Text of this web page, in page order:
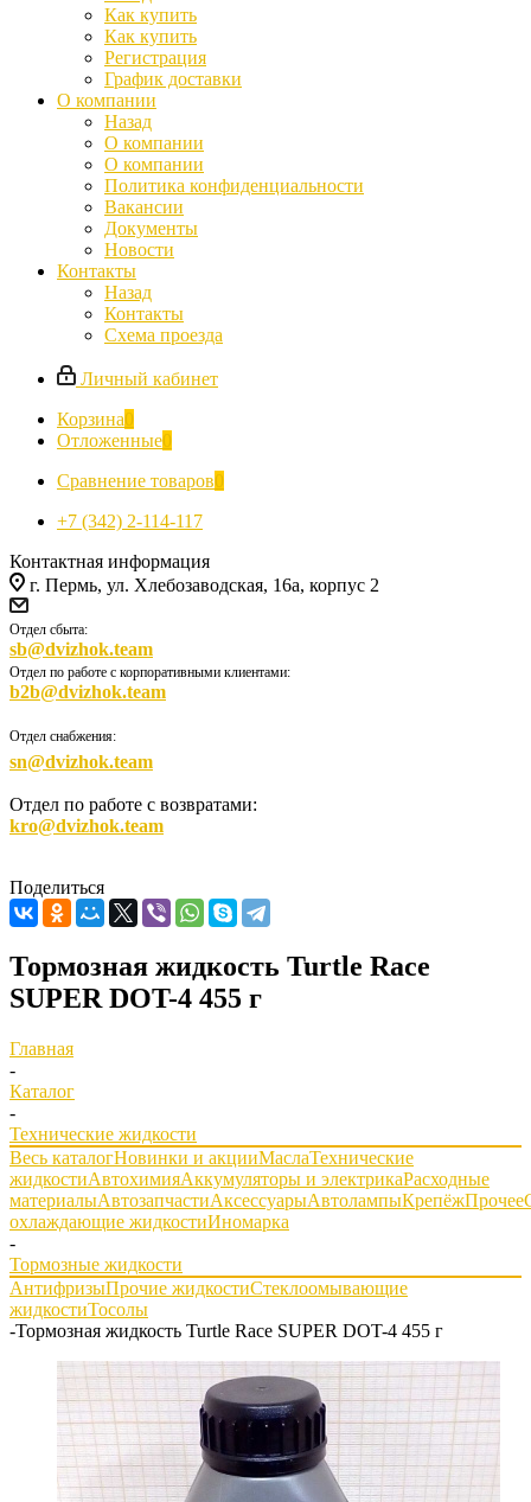
Как купить
Как купить
Регистрация
График доставки
О компании
Назад
О компании
О компании
Политика конфиденциальности
Вакансии
Документы
Новости
Контакты
Назад
Контакты
Схема проезда
Личный кабинет
Корзина0
Отложенные0
Сравнение товаров0
+7 (342) 2-114-117
Контактная информация
г. Пермь, ул. Хлебозаводская, 16а, корпус 2
Отдел сбыта:
sb@dvizhok.team
Отдел по работе с корпоративными клиентами:
b2b@dvizhok.team
Отдел снабжения:
sn@dvizhok.team
Отдел по работе с возвратами:
kro@dvizhok.team
Поделиться
Тормозная жидкость Turtle Race
SUPER DOT-4 455 г
Главная
-
Каталог
-
Технические жидкости
Весь каталогНовинки и акцииМаслаТехнические
жидкостиАвтохимияАккумуляторы и электрикаРасходные
материалыАвтозапчастиАксессуарыАвтолампыКрепёжПрочее
охлаждающие жидкостиИномарка
-
Тормозные жидкости
АнтифризыПрочие жидкостиСтеклоомывающие
жидкостиТосолы
-Тормозная жидкость Turtle Race SUPER DOT-4 455 г